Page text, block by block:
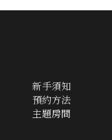
新手須知
預約方法
主題房間